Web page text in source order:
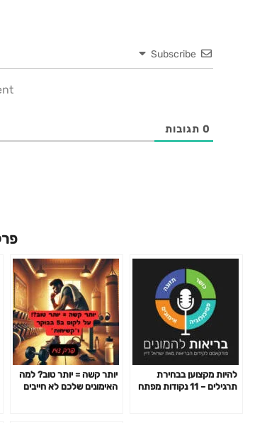
Subscribe
0 תגובות
להיות מקצוען בבחירת
תרגילים – 11 נקודות מפתח
יותר קשה = יותר טוב? למה
האימונים שלכם לא חייבים